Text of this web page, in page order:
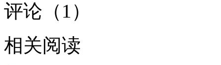
评论（ 1 ）
相关阅读